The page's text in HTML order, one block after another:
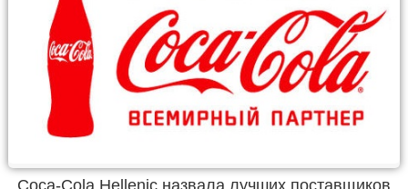
Coca-Cola Hellenic назвала лучших поставщиков